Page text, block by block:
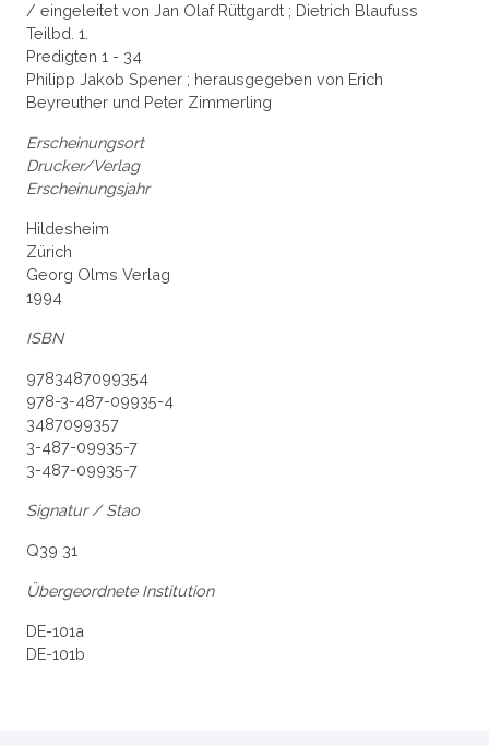
/ eingeleitet von Jan Olaf Rüttgardt ; Dietrich Blaufuss
Teilbd. 1.
Predigten 1 - 34
Philipp Jakob Spener ; herausgegeben von Erich
Beyreuther und Peter Zimmerling
Erscheinungsort
Drucker/Verlag
Erscheinungsjahr
Hildesheim
Zürich
Georg Olms Verlag
1994
ISBN
9783487099354
978-3-487-09935-4
3487099357
3-487-09935-7
3-487-09935-7
Signatur / Stao
Q39 31
Übergeordnete Institution
DE-101a
DE-101b